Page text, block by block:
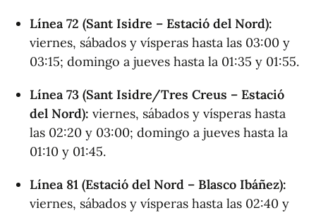
Línea 72 (Sant Isidre – Estació del Nord):
viernes, sábados y vísperas hasta las 03:00 y
03:15; domingo a jueves hasta la 01:35 y 01:55.
Línea 73 (Sant Isidre/Tres Creus – Estació
del Nord): viernes, sábados y vísperas hasta
las 02:20 y 03:00; domingo a jueves hasta la
01:10 y 01:45.
Línea 81 (Estació del Nord – Blasco Ibáñez):
viernes, sábados y vísperas hasta las 02:40 y